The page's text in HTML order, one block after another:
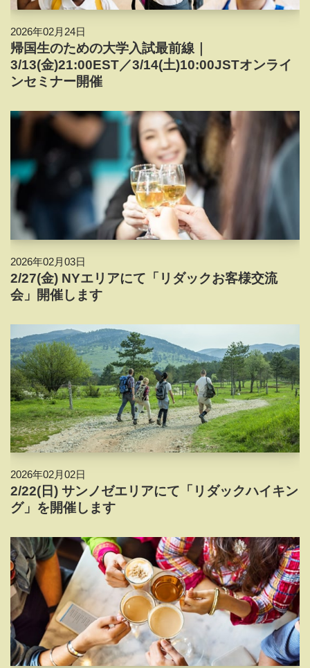
2026年02月24日
帰国生のための大学入試最前線｜
3/13(金)21:00EST／3/14(土)10:00JSTオンライ
ンセミナー開催
2026年02月03日
2/27(金) NYエリアにて「リダックお客様交流
会」開催します
2026年02月02日
2/22(日) サンノゼエリアにて「リダックハイキン
グ」を開催します